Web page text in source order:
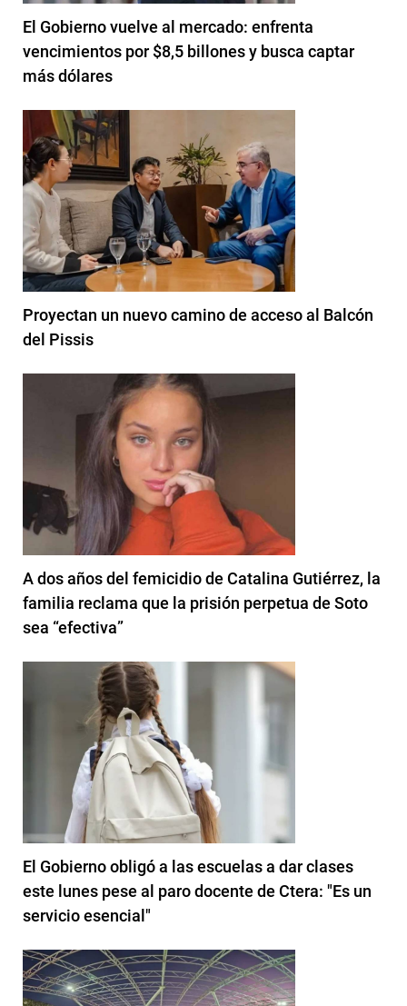
El Gobierno vuelve al mercado: enfrenta
vencimientos por $8,5 billones y busca captar
más dólares
Proyectan un nuevo camino de acceso al Balcón
del Pissis
A dos años del femicidio de Catalina Gutiérrez, la
familia reclama que la prisión perpetua de Soto
sea “efectiva”
El Gobierno obligó a las escuelas a dar clases
este lunes pese al paro docente de Ctera: "Es un
servicio esencial"